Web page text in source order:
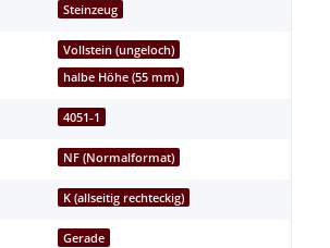
Steinzeug
Vollstein (ungeloch)
halbe Höhe (55 mm)
4051-1
NF (Normalformat)
K (allseitig rechteckig)
Gerade